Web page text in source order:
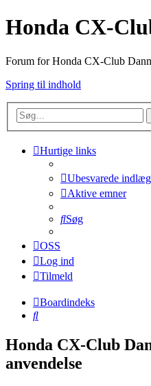
Honda CX-
Forum for Honda CX-Club
Spring til indhold
Hurtige links
Ubesvarede indlæg
Aktive emner
Søg
OSS
Log ind
Tilmeld
Boardindeks
Søg
Honda CX-Club
anvendelse